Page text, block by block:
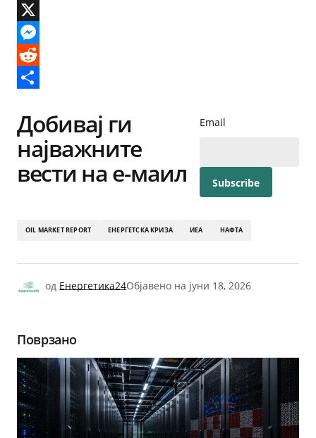
Email
X
Messenger
Reddit
Добивај ги
најважните
вести на е-маил
Email
OIL MARKET REPORT ЕНЕРГЕТСКА КРИЗА ИЕА НАФТА
од Енергетика24Објавено на јуни 18, 2026
Поврзано